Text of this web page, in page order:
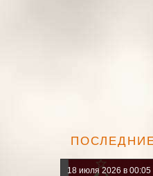
18 июля 2026 в 00:05